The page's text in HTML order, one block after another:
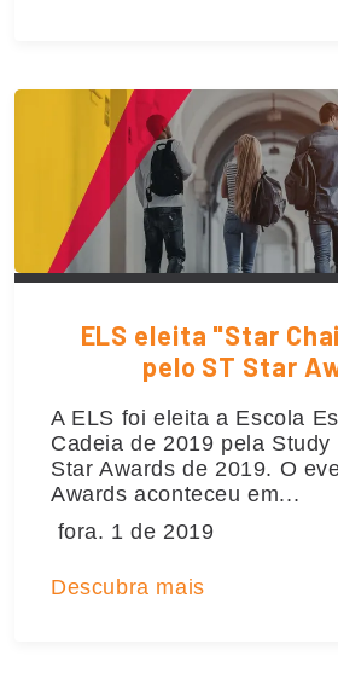
ELS eleita "Star
pelo ST Star
A ELS foi eleita a Escola
Cadeia de 2019 pela Study
Star Awards de 2019. O
Awards aconteceu em...
fora. 1 de 2019
Descubra mais